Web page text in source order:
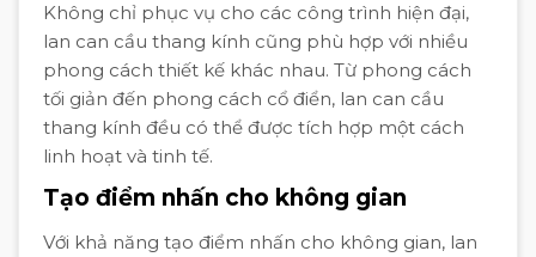
Không chỉ phục vụ cho các công trình hiện đại,
lan can cầu thang kính cũng phù hợp với nhiều
phong cách thiết kế khác nhau. Từ phong cách
tối giản đến phong cách cổ điển, lan can cầu
thang kính đều có thể được tích hợp một cách
linh hoạt và tinh tế.
Tạo điểm nhấn cho không gian
Với khả năng tạo điểm nhấn cho không gian, lan